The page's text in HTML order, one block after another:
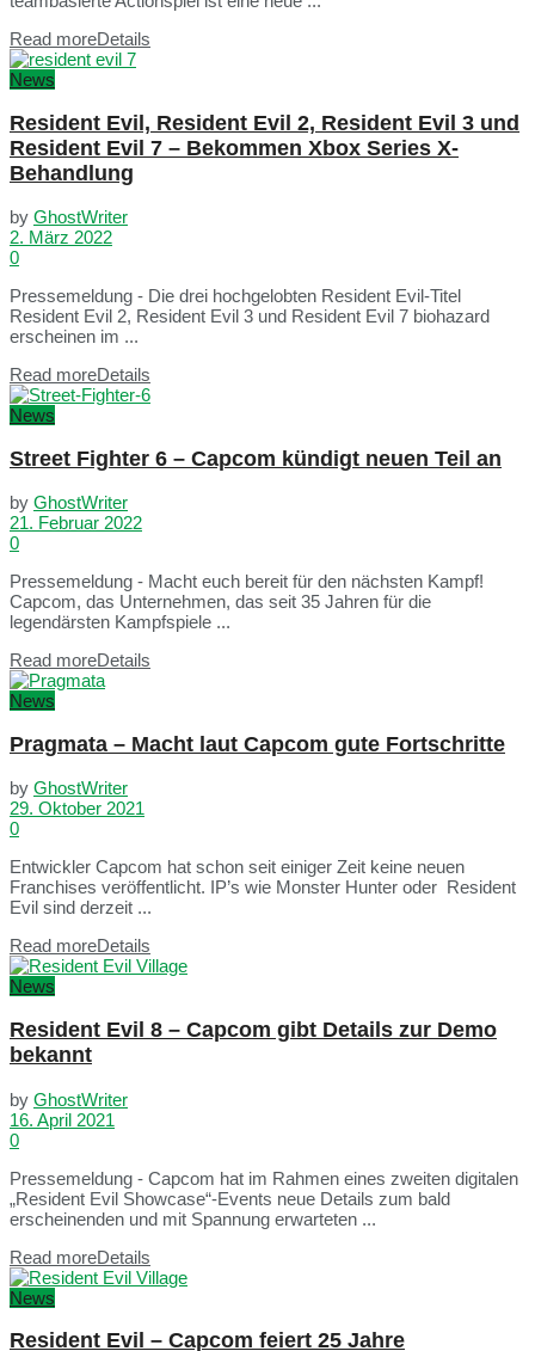
Read moreDetails
News
Resident Evil, Resident Evil 2, Resident Evil 3 und
Resident Evil 7 – Bekommen Xbox Series X-
Behandlung
by GhostWriter
2. März 2022
0
Pressemeldung - Die drei hochgelobten Resident Evil-Titel
Resident Evil 2, Resident Evil 3 und Resident Evil 7 biohazard
erscheinen im ...
Read moreDetails
News
Street Fighter 6 – Capcom kündigt neuen Teil an
by GhostWriter
21. Februar 2022
0
Pressemeldung - Macht euch bereit für den nächsten Kampf!
Capcom, das Unternehmen, das seit 35 Jahren für die
legendärsten Kampfspiele ...
Read moreDetails
News
Pragmata – Macht laut Capcom gute Fortschritte
by GhostWriter
29. Oktober 2021
0
Entwickler Capcom hat schon seit einiger Zeit keine neuen
Franchises veröffentlicht. IP’s wie Monster Hunter oder Resident
Evil sind derzeit ...
Read moreDetails
News
Resident Evil 8 – Capcom gibt Details zur Demo
bekannt
by GhostWriter
16. April 2021
0
Pressemeldung - Capcom hat im Rahmen eines zweiten digitalen
„Resident Evil Showcase“-Events neue Details zum bald
erscheinenden und mit Spannung erwarteten ...
Read moreDetails
News
Resident Evil – Capcom feiert 25 Jahre